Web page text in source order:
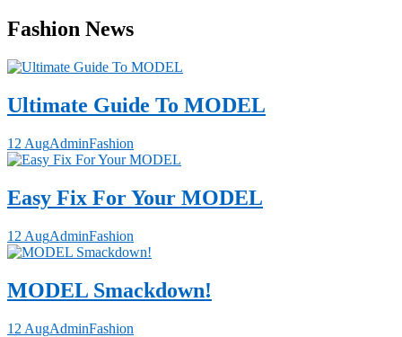
Fashion News
Ultimate Guide To MODEL
12 AugAdminFashion
Easy Fix For Your MODEL
12 AugAdminFashion
MODEL Smackdown!
12 AugAdminFashion